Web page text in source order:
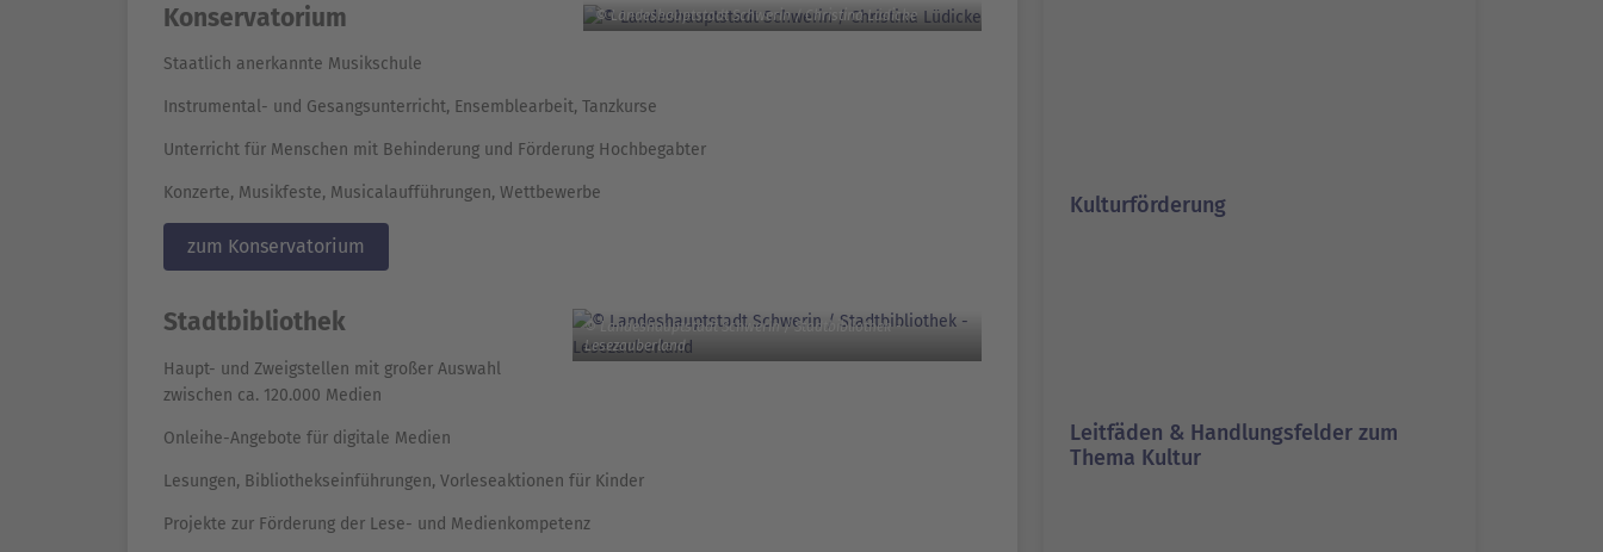
© Landeshauptstadt Schwerin / Christina Lüdicke
Konservatorium
Staatlich anerkannte Musikschule
Instrumental- und Gesangsunterricht, Ensemblearbeit, Tanzkurse
Unterricht für Menschen mit Behinderung und Förderung Hochbegabter
Konzerte, Musikfeste, Musicalaufführungen, Wettbewerbe
zum Konservatorium
© Landeshauptstadt Schwerin / Stadtbibliothek -
Lesezauberland
Stadtbibliothek
Haupt- und Zweigstellen mit großer Auswahl
zwischen ca. 120.000 Medien
Onleihe-Angebote für digitale Medien
Lesungen, Bibliothekseinführungen, Vorleseaktionen für Kinder
Projekte zur Förderung der Lese- und Medienkompetenz
Kulturförderung
Leitfäden & Handlungsfelder zum
Thema Kultur